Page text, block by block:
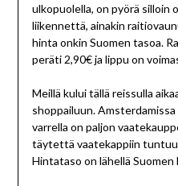
ulkopuolella, on pyörä silloin
liikennettä, ainakin
hinta onkin Suomen tasoa.
peräti 2,90€ ja lippu on
Meillä kului tällä reissulla
shoppailuun.
varrella on paljon
täytettä vaatekappiin
Hintataso on lähellä Suomen